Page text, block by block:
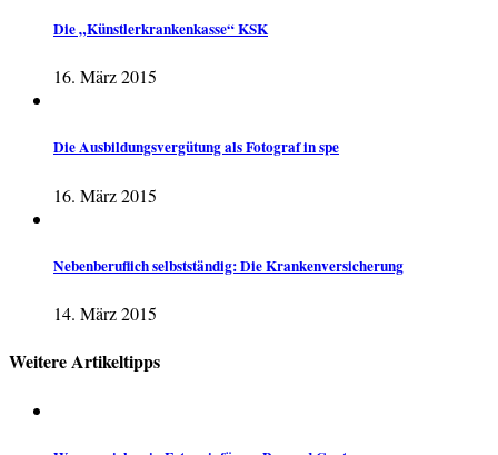
Die „Künstlerkrankenkasse“ KSK
16. März 2015
Die Ausbildungsvergütung als Fotograf in spe
16. März 2015
Nebenberuflich selbstständig: Die Krankenversicherung
14. März 2015
Weitere Artikeltipps